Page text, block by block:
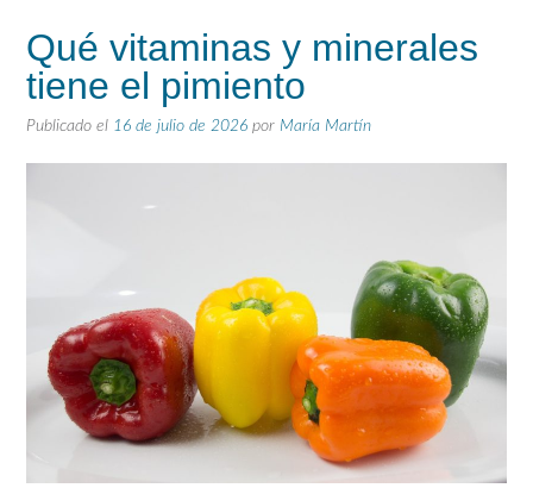
Qué vitaminas y minerales
tiene el pimiento
Publicado el 16 de julio de 2026 por María Martín